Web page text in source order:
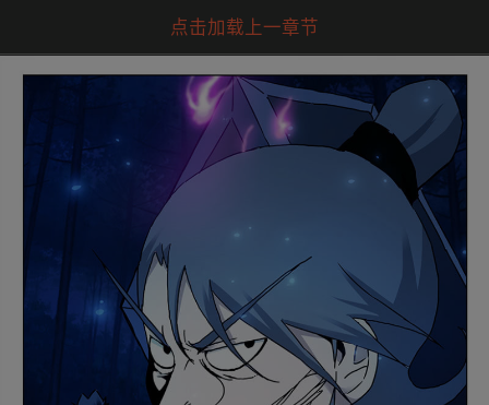
点击加载上一章节